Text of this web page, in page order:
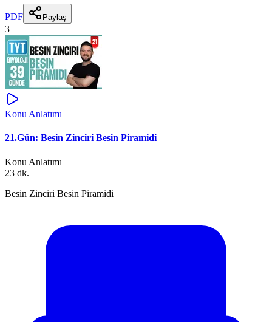
PDF Paylaş
3
Konu Anlatımı
21.Gün: Besin Zinciri Besin Piramidi
Konu Anlatımı
23 dk.
Besin Zinciri Besin Piramidi